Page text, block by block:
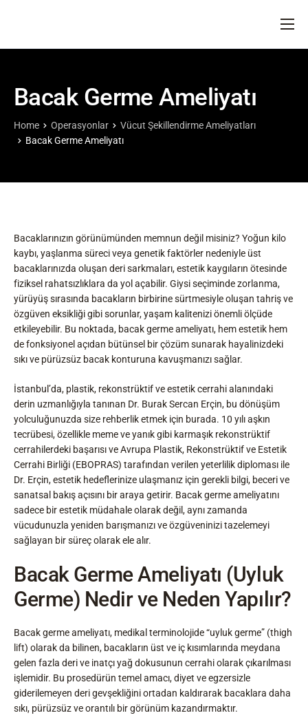
DOKTORLARIMIZ
OPERASYONLAR
Bacak Germe Ameliyatı
Home Operasyonlar
Vücut Şekillendirme Ameliyatları
Bacak Germe Ameliyatı
Bacaklarınızın görünümünden memnun değil misiniz? Yoğun kilo
kaybı, yaşlanma süreci veya genetik faktörler nedeniyle üst
bacaklarınızda oluşan deri sarkmaları, estetik kaygıların ötesinde
fiziksel rahatsızlıklara da yol açabilir. Giysi seçiminde zorlanma,
yürüyüş sırasında bacakların birbirine sürtmesiyle oluşan tahriş ve
özgüven eksikliği gibi sorunlar, yaşam kalitenizi önemli ölçüde
etkileyebilir. Bu noktada, bacak germe ameliyatı, hem estetik hem
de fonksiyonel açıdan bütünsel bir çözüm sunarak hayalinizdeki
sıkı ve pürüzsüz bacak konturuna kavuşmanızı sağlar.
İstanbul’da, plastik, rekonstrüktif ve estetik cerrahi alanındaki
derin uzmanlığıyla tanınan Dr. Burak Sercan Erçin, bu dönüşüm
yolculuğunuzda size rehberlik etmek için burada. 10 yılı aşkın
tecrübesi, özellikle meme ve yanık gibi karmaşık rekonstrüktif
cerrahilerdeki başarısı ve Avrupa Plastik, Rekonstrüktif ve Estetik
Cerrahi Birliği (EBOPRAS) tarafından verilen yeterlilik diploması ile
Dr. Erçin, estetik hedeflerinize ulaşmanız için gerekli bilgi, beceri ve
sanatsal bakış açısını bir araya getirir. Bacak germe ameliyatını
sadece bir estetik müdahale olarak değil, aynı zamanda
vücudunuzla yeniden barışmanızı ve özgüveninizi tazelemeyi
sağlayan bir süreç olarak ele alır.
Bacak Germe Ameliyatı (Uyluk
Germe) Nedir ve Neden Yapılır?
Bacak germe ameliyatı, medikal terminolojide “uyluk germe” (thigh
lift) olarak da bilinen, bacakların üst ve iç kısımlarında meydana
gelen fazla deri ve inatçı yağ dokusunun cerrahi olarak çıkarılması
işlemidir. Bu prosedürün temel amacı, diyet ve egzersizle
giderilemeyen deri gevşekliğini ortadan kaldırarak bacaklara daha
sıkı, pürüzsüz ve orantılı bir görünüm kazandırmaktır.